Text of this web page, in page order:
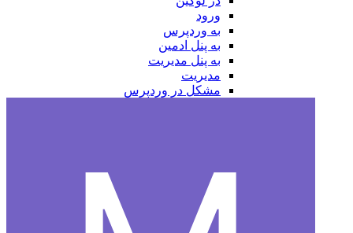
ورود
به وردپرس
به پنل ادمین
به پنل مدیریت
مدیریت
مشکل در وردپرس